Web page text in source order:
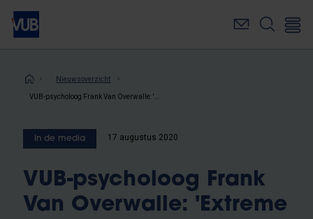
Overslaan
naar
inhoudKruimelpad
Nieuwsoverzicht
In de media 17 augustus 2020
VUB-psycholoog Frank
Van Overwalle: 'Extreme